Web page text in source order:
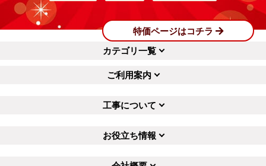
特価ページはコチラ
カテゴリ一覧
ご利用案内
工事について
お役立ち情報